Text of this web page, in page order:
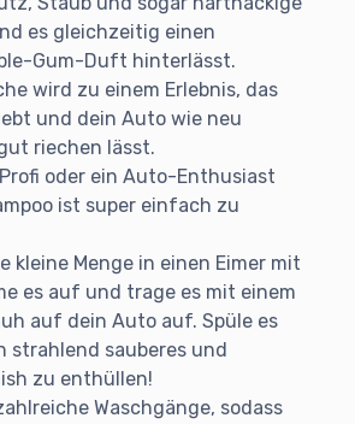
es gleichzeitig einen
Gum-Duft hinterlässt.
wird zu einem Erlebnis, das
und dein Auto wie neu
riechen lässt.
oder ein Auto-Enthusiast
ist super einfach zu
kleine Menge in einen Eimer mit
es auf und trage es mit einem
auf dein Auto auf. Spüle es
strahlend sauberes und
zu enthüllen!
Waschgänge, sodass